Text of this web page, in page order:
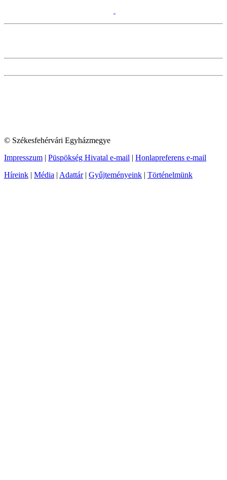
© Székesfehérvári Egyházmegye
Impresszum | Püspökség Hivatal e-mail | Honlapreferens e-mail
Híreink | Média | Adattár| Gyűjteményeink | Történelmünk